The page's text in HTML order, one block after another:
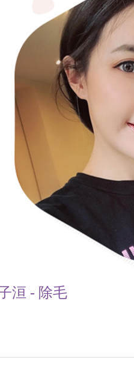
洹 - 除毛